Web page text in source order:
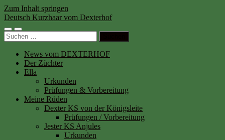
Zum Inhalt springen
Deutsch Kurzhaar vom Dexterhof
Mobile-
Menü
Suchfeld
ein-/ausblenden
Suchen
nach:
News vom DEXTERHOF
Der Züchter
Ella
Urkunden
Prüfungen & Vorbereitung
Meine Rüden
Dexter KS von der Königsleite
Prüfungen / Vorbereitung
Jester KS Anjules
Urkunden